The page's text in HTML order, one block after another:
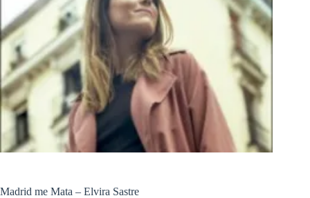
Madrid me Mata – Elvira Sastre